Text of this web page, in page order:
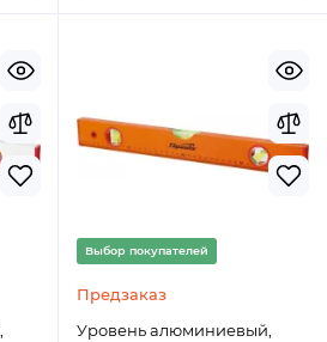
Выбор покупателей
Предзаказ
Уровень алюминиевый,